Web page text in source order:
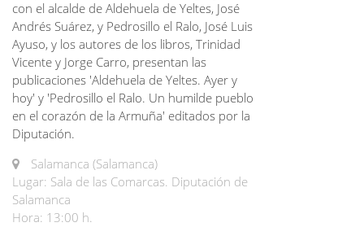
con el alcalde de Aldehuela de Yeltes, José
Andrés Suárez, y Pedrosillo el Ralo, José Luis
Ayuso, y los autores de los libros, Trinidad
Vicente y Jorge Carro, presentan las
publicaciones 'Aldehuela de Yeltes. Ayer y
hoy' y 'Pedrosillo el Ralo. Un humilde pueblo
en el corazón de la Armuña' editados por la
Diputación.
Salamanca (Salamanca)
Lugar: Sala de las Comarcas. Diputación de
Salamanca
Hora: 13:00 h.